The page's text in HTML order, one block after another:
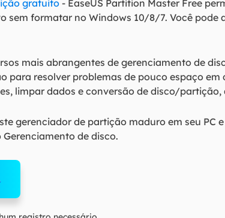
gratuito- EaseUS Partition Master Free
sem formatar no Windows 10/8/7. Você
mais abrangentes de gerenciamento de
para resolver problemas de pouco espaço
limpar dados e conversão de disco/
gerenciador de partição maduro em seu PC
de disco.